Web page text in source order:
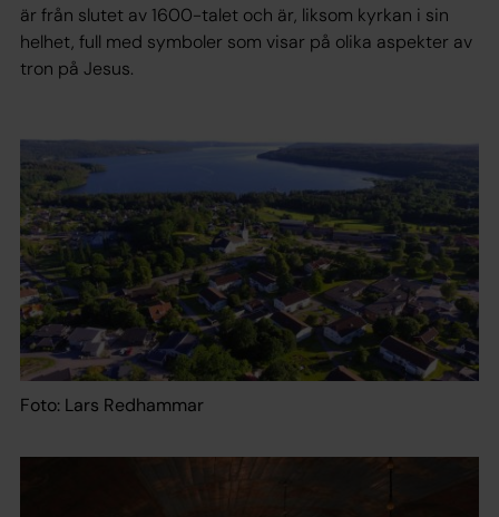
är från slutet av 1600-talet och är, liksom kyrkan i sin
helhet, full med symboler som visar på olika aspekter av
tron på Jesus.
Foto: Lars Redhammar